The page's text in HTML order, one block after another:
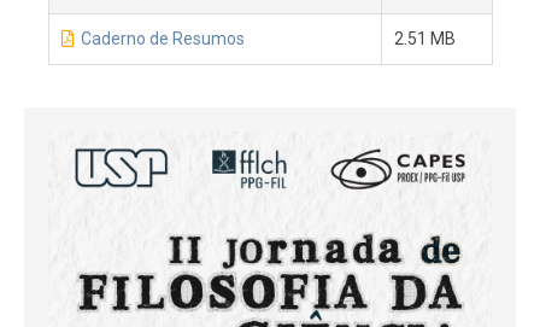
Caderno de Resumos 2.51 MB